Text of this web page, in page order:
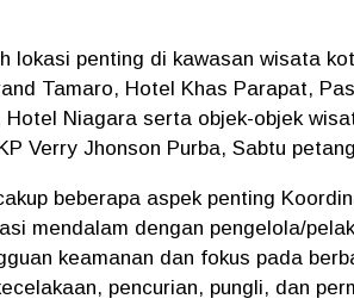
lokasi penting di kawasan wisata
Tamaro, Hotel Khas Parapat,
Niagara serta objek-objek
Verry Jhonson Purba, Sabtu petang
beberapa aspek penting
mendalam dengan pengelola/
keamanan dan fokus pada
pencurian, pungli, dan